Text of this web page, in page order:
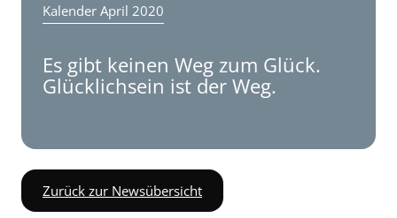
Kalender April 2020
Es gibt keinen Weg zum Glück.
Glücklichsein ist der Weg.
Zurück zur Newsübersicht